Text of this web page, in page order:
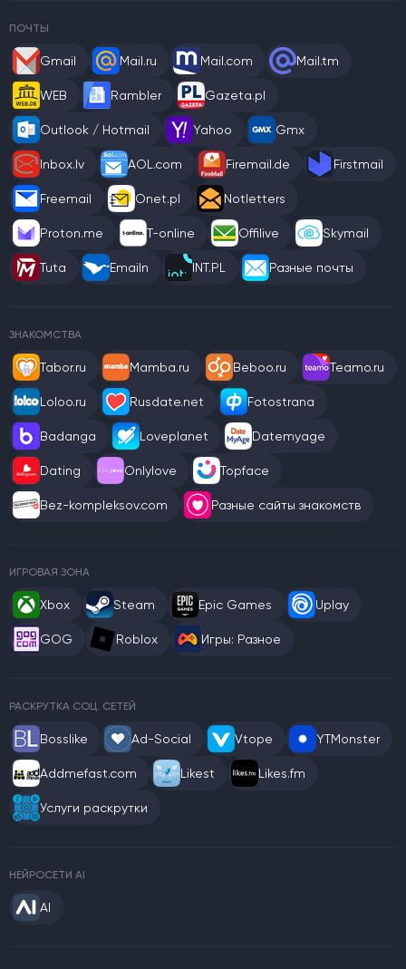
ПОЧТЫ
Gmail Mail.ru Mail.com Mail.tm
WEB Rambler Gazeta.pl
Outlook / Hotmail Yahoo Gmx
Inbox.lv AOL.com Firemail.de Firstmail
Freemail Onet.pl Notletters
Proton.me T-online Offilive Skymail
Tuta Emailn INT.PL Разные почты
ЗНАКОМСТВА
Tabor.ru Mamba.ru Beboo.ru Teamo.ru
Loloo.ru Rusdate.net Fotostrana
Badanga Loveplanet Datemyage
Dating Onlylove Topface
Bez-kompleksov.com Разные сайты знакомств
ИГРОВАЯ ЗОНА
Xbox Steam Epic Games Uplay
GOG Roblox Игры: Разное
РАСКРУТКА СОЦ. СЕТЕЙ
Bosslike Ad-Social Vtope YTMonster
Addmefast.com Likest Likes.fm
Услуги раскрутки
НЕЙРОСЕТИ AI
AI